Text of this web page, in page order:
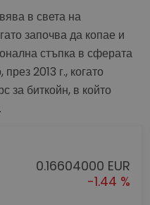
в света на
започва да копае и
стъпка в сферата
2013 г., когато
за биткойн, в който
0.16604000 EUR
-1.44 %